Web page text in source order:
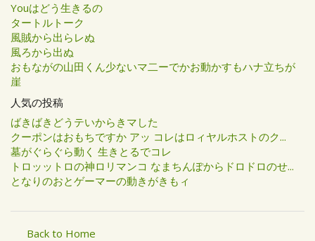
Youはどう生きるの
タートルトーク
風賊から出らレぬ
風ろから出ぬ
おもながの山田くん少ないマ二ーでかお動かすもハナ立ちが
崖
人気の投稿
ばきばきどうテいからきマした
クーポンはおもちですか アッ コレはロィヤルホストのク...
墓がぐらぐら動く 生きとるでコレ
トロッットロの神ロリマンコ なまちんぽからドロドロのせ...
となりのおとゲーマーの動きがきもィ
Back to Home